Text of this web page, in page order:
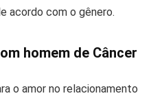
acordo com o gênero.
homem de Câncer
o amor no relacionamento